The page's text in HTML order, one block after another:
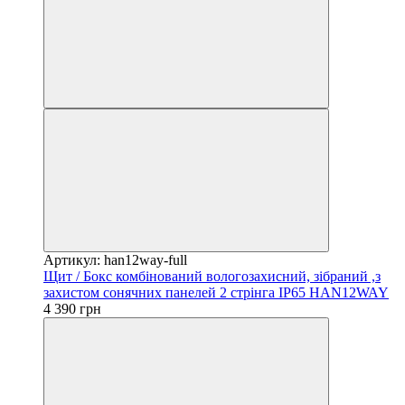
Артикул: han12way-full
Щит / Бокс комбінований вологозахисний, зібраний ,з
захистом сонячних панелей 2 стрінга IP65 HAN12WAY
4 390 грн